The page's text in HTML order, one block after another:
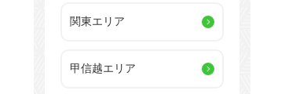
関東エリア
甲信越エリア